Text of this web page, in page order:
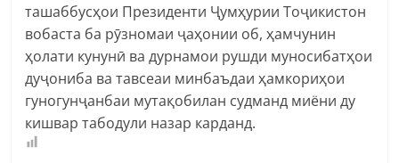
ташаббусҳои Президенти Ҷумҳурии Тоҷикистон
вобаста ба рӯзномаи ҷаҳонии об, ҳамчунин
ҳолати кунунӣ ва дурнамои рушди муносибатҳои
дуҷониба ва тавсеаи минбаъдаи ҳамкориҳои
гуногунҷанбаи мутақобилан судманд миёни ду
кишвар табодули назар карданд.